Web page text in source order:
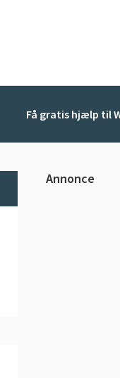
Få gratis hjælp til
Primær
Annonce